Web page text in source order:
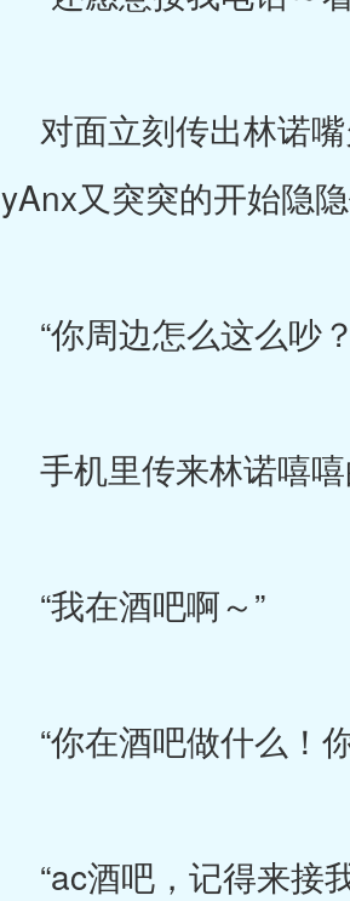
对面立刻传出林诺
yAnx又突突的开始隐隐
“你周边怎么这么吵
手机里传来林诺嘻嘻
“我在酒吧啊～”
“你在酒吧做什么！
“ac酒吧，记得来接